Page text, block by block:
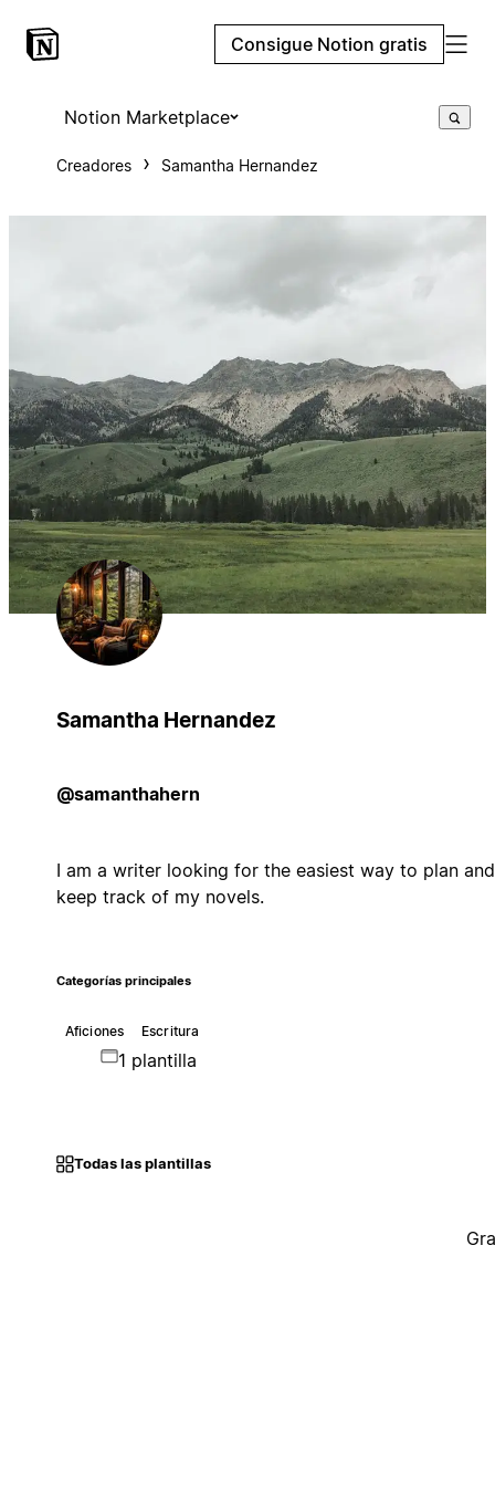
Consigue Notion gratis
Notion Marketplace
Creadores Samantha Hernandez
Samantha Hernandez
@samanthahern
I am a writer looking for the easiest way to plan and
keep track of my novels.
Categorías principales
Aficiones Escritura
1 plantilla
Todas las plantillas